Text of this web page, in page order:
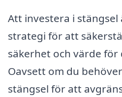
Att investera i stängsel
strategi för att
säkerhet och värde för
Oavsett om du
stängsel för att